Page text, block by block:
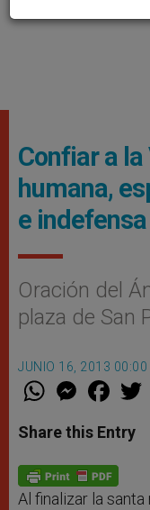
Confiar a
humana,
e indefensa
Oración del
plaza de San
JUNIO 16, 2013 00:00
W
t
s
p
p
M
e
s
e
g
e
r
F
a
e
b
o
k
Share this Entry
Al finalizar la